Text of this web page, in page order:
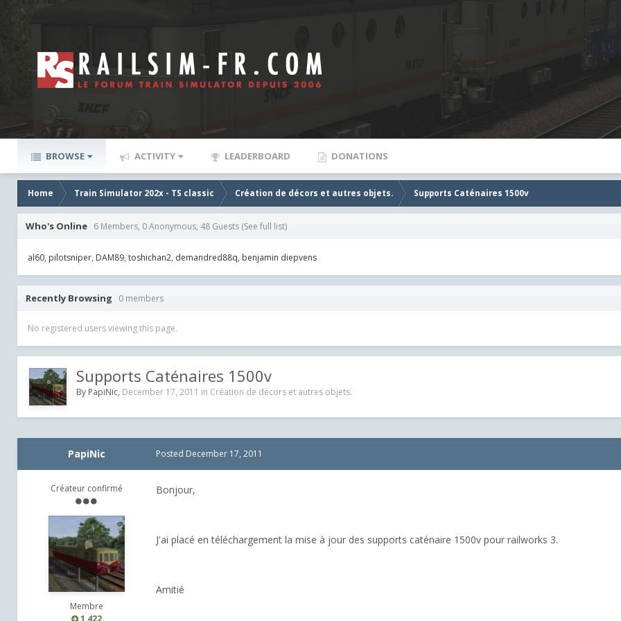
BROWSE ACTIVITY LEADERBOARD DONATIONS
Home Train Simulator 202x - TS classic Création de décors et autres objets. Supports Caténaires 1500v
Who's Online 6 Members, 0 Anonymous, 48 Guests (See full list)
al60 pilotsniper DAM89 toshichan2 demandred88q benjamin diepvens
Recently Browsing 0 members
No registered users viewing this page.
Supports Caténaires 1500v
By PapiNic, December 17, 2011 in Création de décors et autres objets.
PapiNic
Créateur confirmé
Membre
Posted December 17, 2011
Bonjour,
J'ai placé en téléchargement la mise à jour des supports caténaire 1500v pour railworks 3.
Amitié